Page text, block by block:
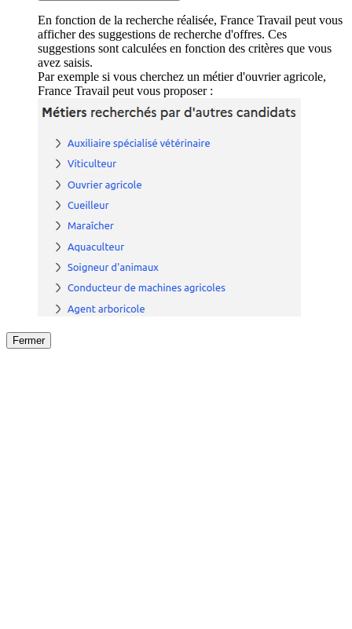
En fonction de la recherche réalisée, France Travail peut vous
afficher des suggestions de recherche d'offres. Ces
suggestions sont calculées en fonction des critères que vous
avez saisis.
Par exemple si vous cherchez un métier d'ouvrier agricole,
France Travail peut vous proposer :
Fermer